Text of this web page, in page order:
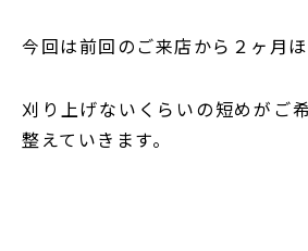
今回は前回のご来店から２ヶ月ほ
刈り上げないくらいの短めがご
整えていきます。